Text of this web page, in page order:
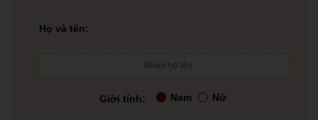
Họ và tên:
Giới tính: Nam Nữ